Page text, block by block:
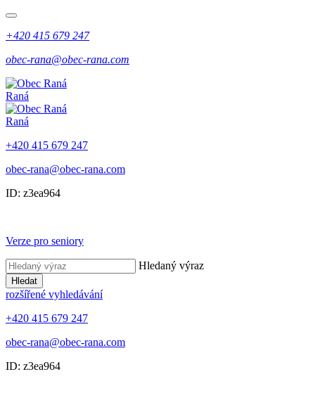
+420 415 679 247
obec-rana@obec-rana.com
Raná
Raná
+420 415 679 247
obec-rana@obec-rana.com
ID: z3ea964
Verze pro seniory
Hledaný výraz
Hledat
rozšířené vyhledávání
+420 415 679 247
obec-rana@obec-rana.com
ID: z3ea964